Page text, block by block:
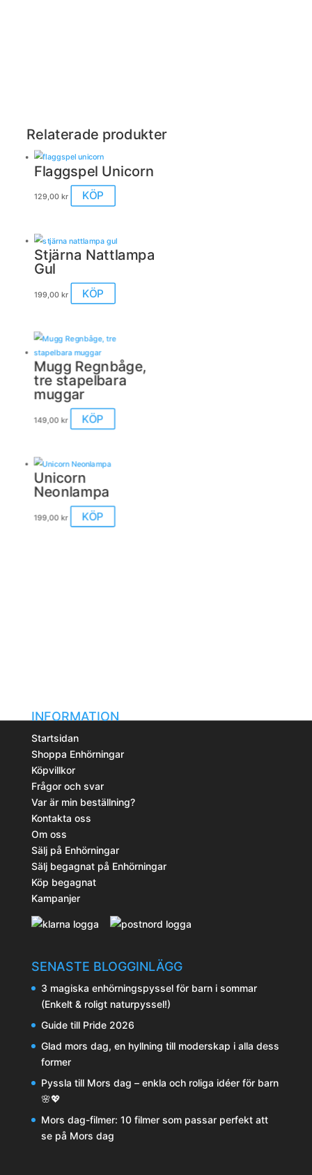
Relaterade produkter
Flaggspel Unicorn
129,00 kr KÖP
Stjärna Nattlampa
Gul
199,00 kr KÖP
Mugg Regnbåge,
tre stapelbara
muggar
149,00 kr KÖP
Unicorn
Neonlampa
199,00 kr KÖP
här
INFORMATION
Startsidan
Shoppa Enhörningar
Köpvillkor
Frågor och svar
Var är min beställning?
Kontakta oss
Om oss
Sälj på Enhörningar
Sälj begagnat på Enhörningar
Köp begagnat
Kampanjer
SENASTE BLOGGINLÄGG
3 magiska enhörningspyssel för barn i sommar
(Enkelt & roligt naturpyssel!)
Guide till Pride 2026
Glad mors dag, en hyllning till moderskap i alla dess
former
Pyssla till Mors dag – enkla och roliga idéer för barn
🌸💖
Mors dag-filmer: 10 filmer som passar perfekt att
se på Mors dag